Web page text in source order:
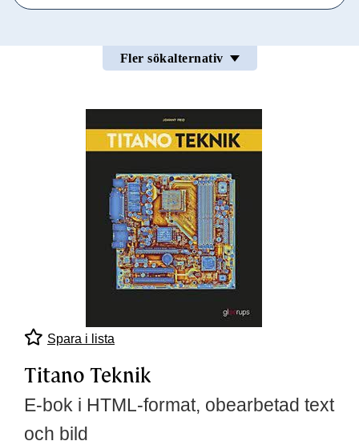
Fler sökalternativ
Spara i lista
Titano Teknik
E-bok i HTML-format, obearbetad text
och bild